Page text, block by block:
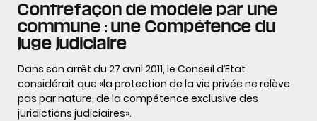
Contrefaçon de modèle par une
commune : une Compétence du
juge judiciaire
Dans son arrêt du 27 avril 2011, le Conseil d’Etat
considérait que «la protection de la vie privée ne relève
pas par nature, de la compétence exclusive des
juridictions judiciaires».